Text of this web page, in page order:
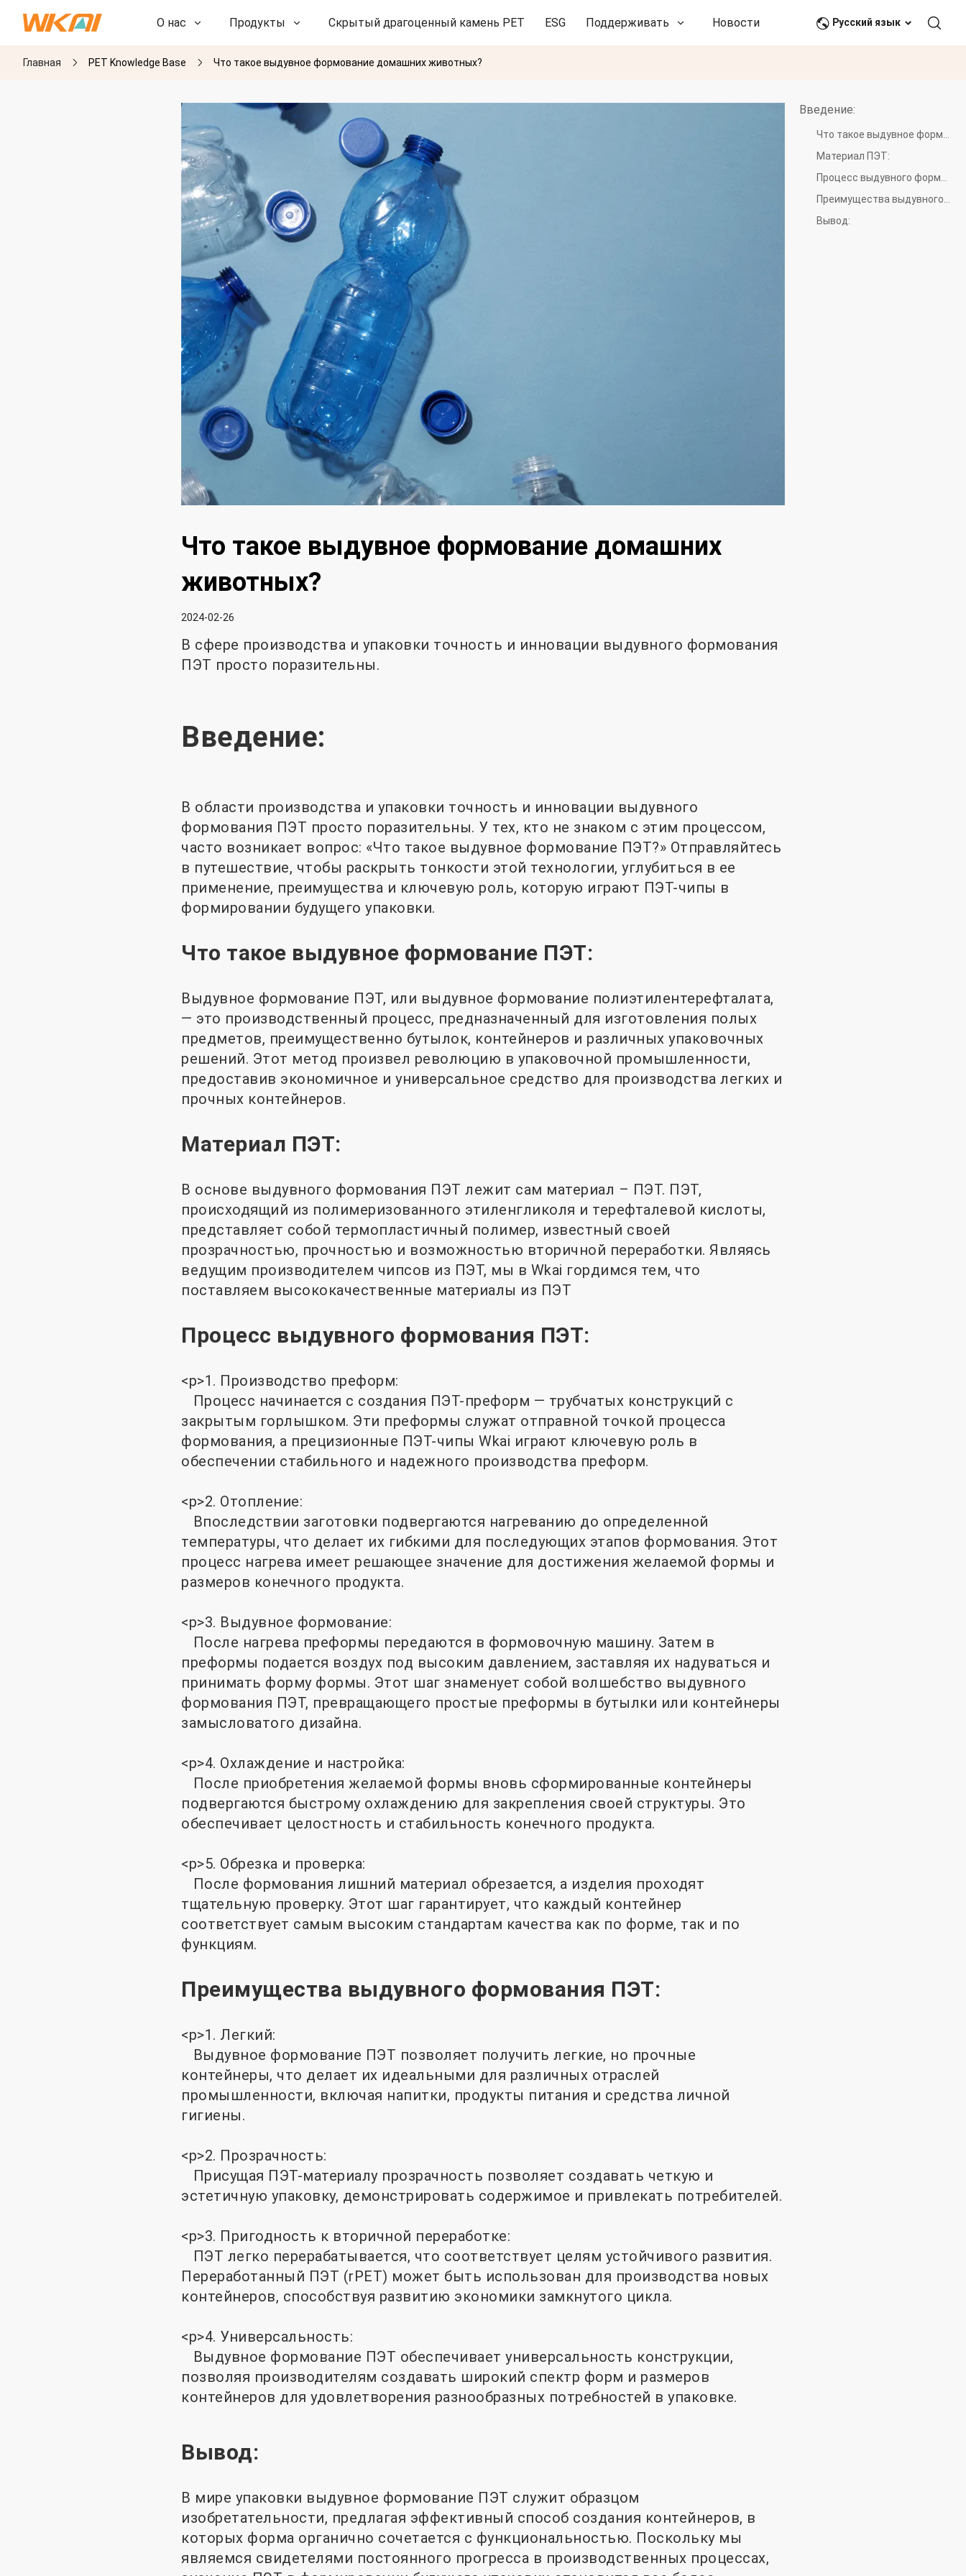
О нас Продукты Скрытый драгоценный камень PET ESG Поддерживать Новости и события Связаться с нами
НИОКР
Русский язык
Главная PET Knowledge Base Что такое выдувное формование домашних животных?
Введение:
Материал ПЭТ:
Вывод:
Что такое выдувное формование домашних
животных?
2024-02-26
В сфере производства и упаковки точность и инновации выдувного формования
ПЭТ просто поразительны.
Введение:
В области производства и упаковки точность и инновации выдувного
формования ПЭТ просто поразительны. У тех, кто не знаком с этим процессом,
часто возникает вопрос: «Что такое выдувное формование ПЭТ?» Отправляйтесь
в путешествие, чтобы раскрыть тонкости этой технологии, углубиться в ее
применение, преимущества и ключевую роль, которую играют ПЭТ-чипы в
формировании будущего упаковки.
Что такое выдувное формование ПЭТ:
Выдувное формование ПЭТ, или выдувное формование полиэтилентерефталата,
— это производственный процесс, предназначенный для изготовления полых
предметов, преимущественно бутылок, контейнеров и различных упаковочных
решений. Этот метод произвел революцию в упаковочной промышленности,
предоставив экономичное и универсальное средство для производства легких и
прочных контейнеров.
Материал ПЭТ:
В основе выдувного формования ПЭТ лежит сам материал – ПЭТ. ПЭТ,
происходящий из полимеризованного этиленгликоля и терефталевой кислоты,
представляет собой термопластичный полимер, известный своей
прозрачностью, прочностью и возможностью вторичной переработки. Являясь
ведущим производителем чипсов из ПЭТ, мы в Wkai гордимся тем, что
поставляем высококачественные материалы из ПЭТ
Процесс выдувного формования ПЭТ:
<р>1. Производство преформ:
Процесс начинается с создания ПЭТ-преформ — трубчатых конструкций с
закрытым горлышком. Эти преформы служат отправной точкой процесса
формования, а прецизионные ПЭТ-чипы Wkai играют ключевую роль в
обеспечении стабильного и надежного производства преформ.
<р>2. Отопление:
Впоследствии заготовки подвергаются нагреванию до определенной
температуры, что делает их гибкими для последующих этапов формования. Этот
процесс нагрева имеет решающее значение для достижения желаемой формы и
размеров конечного продукта.
<р>3. Выдувное формование:
После нагрева преформы передаются в формовочную машину. Затем в
преформы подается воздух под высоким давлением, заставляя их надуваться и
принимать форму формы. Этот шаг знаменует собой волшебство выдувного
формования ПЭТ, превращающего простые преформы в бутылки или контейнеры
замысловатого дизайна.
<р>4. Охлаждение и настройка:
После приобретения желаемой формы вновь сформированные контейнеры
подвергаются быстрому охлаждению для закрепления своей структуры. Это
обеспечивает целостность и стабильность конечного продукта.
<р>5. Обрезка и проверка:
После формования лишний материал обрезается, а изделия проходят
тщательную проверку. Этот шаг гарантирует, что каждый контейнер
соответствует самым высоким стандартам качества как по форме, так и по
функциям.
Преимущества выдувного формования ПЭТ:
<р>1. Легкий:
Выдувное формование ПЭТ позволяет получить легкие, но прочные
контейнеры, что делает их идеальными для различных отраслей
промышленности, включая напитки, продукты питания и средства личной
гигиены.
<р>2. Прозрачность:
Присущая ПЭТ-материалу прозрачность позволяет создавать четкую и
эстетичную упаковку, демонстрировать содержимое и привлекать потребителей.
<р>3. Пригодность к вторичной переработке:
ПЭТ легко перерабатывается, что соответствует целям устойчивого развития.
Переработанный ПЭТ (rPET) может быть использован для производства новых
контейнеров, способствуя развитию экономики замкнутого цикла.
<р>4. Универсальность:
Выдувное формование ПЭТ обеспечивает универсальность конструкции,
позволяя производителям создавать широкий спектр форм и размеров
контейнеров для удовлетворения разнообразных потребностей в упаковке.
Вывод:
В мире упаковки выдувное формование ПЭТ служит образцом
изобретательности, предлагая эффективный способ создания контейнеров, в
которых форма органично сочетается с функциональностью. Поскольку мы
являемся свидетелями постоянного прогресса в производственных процессах,